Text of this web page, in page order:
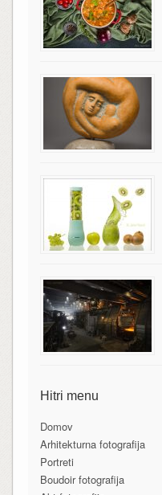
Hitri menu
Domov
Arhitekturna fotografija
Portreti
Boudoir fotografija